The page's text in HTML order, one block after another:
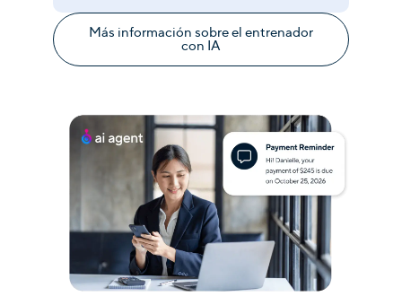
Más información sobre el entrenador
con IA